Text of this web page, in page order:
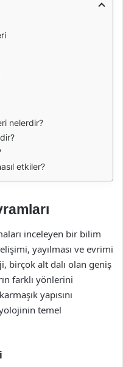
nelerdir?
etkiler?
inceleyen bir bilim
yayılması ve evrimi
birçok alt dalı olan geniş
farklı yönlerini
yapısını
temel